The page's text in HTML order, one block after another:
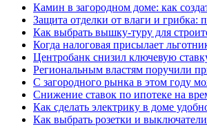
Камин в загородном доме: как
Защита отделки от влаги и грибка:
Как выбрать вышку-туру для
Когда налоговая присылает
Центробанк снизил ключевую
Региональным властям поручили
С загородного рынка в этом году
Снижение ставок по ипотеке на
Как сделать электрику в доме
Как выбрать розетки и